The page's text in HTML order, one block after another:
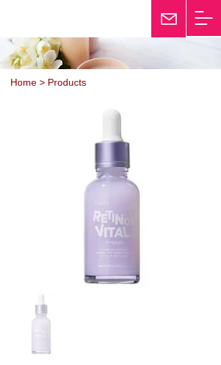
Home > Products